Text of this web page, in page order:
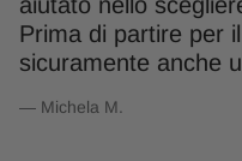
Prima di partire per
sicuramente anche
— Michela M.